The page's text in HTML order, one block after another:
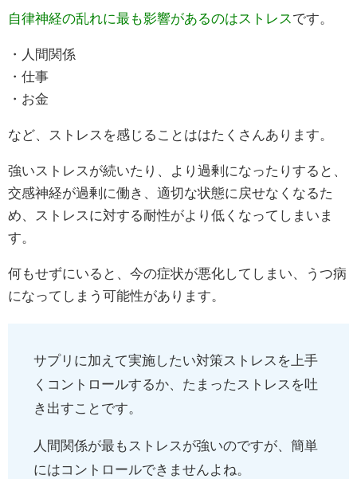
自律神経の乱れに最も影響があるのはストレスです。
・人間関係
・仕事
・お金
など、ストレスを感じることははたくさんあります。
強いストレスが続いたり、より過剰になったりすると、
交感神経が過剰に働き、適切な状態に戻せなくなるた
め、ストレスに対する耐性がより低くなってしまいま
す。
何もせずにいると、今の症状が悪化してしまい、うつ病
になってしまう可能性があります。
サプリに加えて実施したい対策ストレスを上手
くコントロールするか、たまったストレスを吐
き出すことです。
人間関係が最もストレスが強いのですが、簡単
にはコントロールできませんよね。